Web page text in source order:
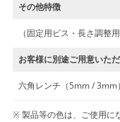
その他特徴
（固定用ビス・長さ調整
お客様に別途ご用意いた
六角レンチ（5mm / 3mm）
製品等の色は、ご使用に